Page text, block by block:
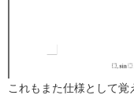
これもまた仕様として覚